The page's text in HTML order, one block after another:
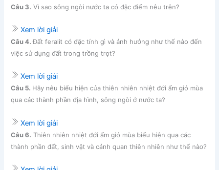
Câu 3. Vì sao sông ngòi nước ta có đặc điểm nêu trên?
Xem lời giải
Câu 4.Đất feralit có đặc tính gì và ảnh hưởng như thế nào đến
việc sử dụng đất trong trồng trọt?
Xem lời giải
Câu 5. Hãy nêu biểu hiện của thiên nhiên nhiệt đới ẩm gió mùa
qua các thành phần địa hình, sông ngòi ở nước ta?
Xem lời giải
Câu 6. Thiên nhiên nhiệt đới ẩm gió mùa biểu hiện qua các
thành phần đất, sinh vật và cảnh quan thiên nhiên như thế nào?